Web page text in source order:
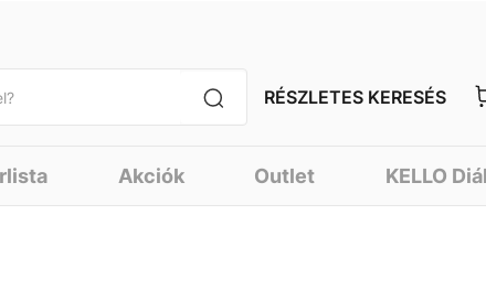
RÉSZLETES KERESÉS
Akciók Outlet KELLO